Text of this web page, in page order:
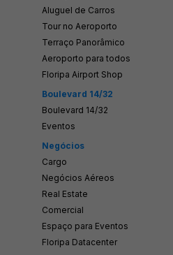
Aluguel de Carros
Tour no Aeroporto
Terraço Panorâmico
Aeroporto para todos
Floripa Airport Shop
Boulevard 14/32
Boulevard 14/32
Eventos
Negócios
Cargo
Negócios Aéreos
Real Estate
Comercial
Espaço para Eventos
Floripa Datacenter